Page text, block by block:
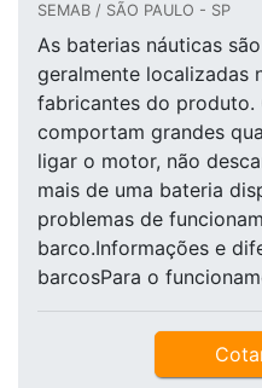
SEMAB / SÃO PAULO - SP
As baterias náuticas
geralmente localizadas
fabricantes do produto.
comportam grandes
ligar o motor, não
mais de uma bateria
problemas de
barco.Informações e
barcosPara o